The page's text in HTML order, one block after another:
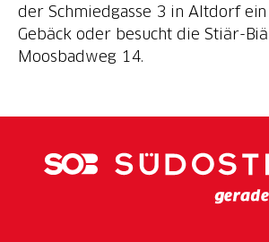
der Schmiedgasse 3 in Altdorf
Gebäck oder besucht die Stiär-
Moosbadweg 14.